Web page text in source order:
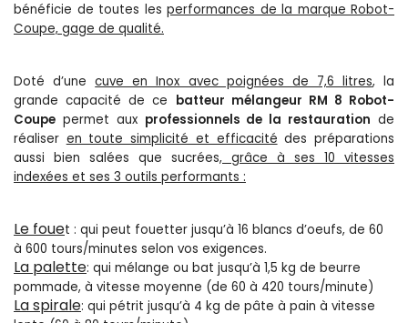
bénéficie de toutes les performances de la marque Robot-
Coupe, gage de qualité.
Doté d’unecuve en Inox avec poignées de 7,6 litres, la
grande capacité de ce batteur mélangeur RM 8 Robot-
Coupe permet aux professionnels de la restauration de
réaliser en toute simplicité et efficacité des préparations
aussi bien salées que sucrées, grâce à ses 10 vitesses
indexées et ses 3 outils performants :
Le fouet : qui peut fouetter jusqu’à 16 blancs d’oeufs, de 60
à 600 tours/minutes selon vos exigences.
La palette: qui mélange ou bat jusqu’à 1,5 kg de beurre
pommade, à vitesse moyenne (de 60 à 420 tours/minute)
Laspirale: qui pétrit jusqu’à 4 kg de pâte à pain à vitesse